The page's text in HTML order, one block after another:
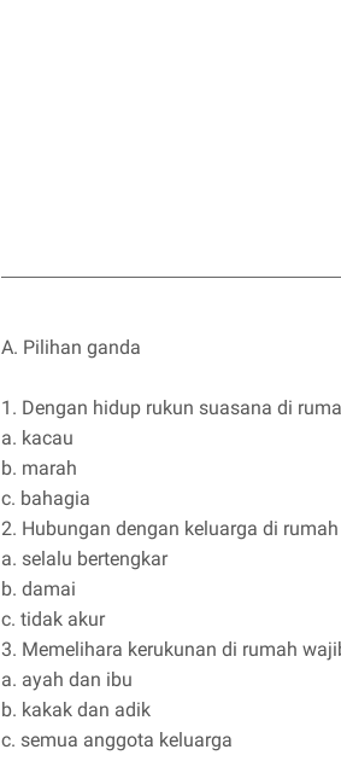
A. Pilihan ganda
1. Dengan hidup rukun suasana di
a. kacau
b. marah
c. bahagia
2. Hubungan dengan keluarga di rumah
a. selalu bertengkar
b. damai
c. tidak akur
3. Memelihara kerukunan di rumah
a. ayah dan ibu
b. kakak dan adik
c. semua anggota keluarga